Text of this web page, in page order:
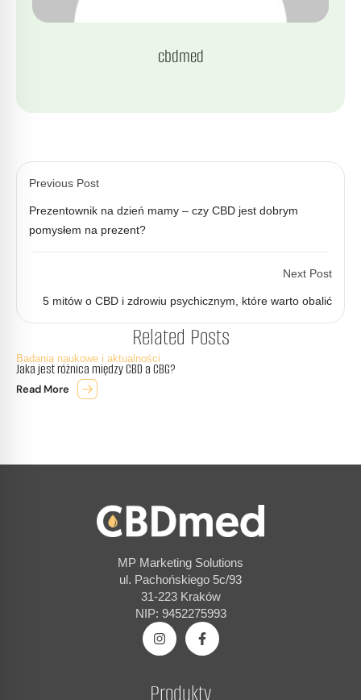
cbdmed
Previous Post
Prezentownik na dzień mamy – czy CBD jest dobrym
pomysłem na prezent?
Next Post
5 mitów o CBD i zdrowiu psychicznym, które warto obalić
Related Posts
Badania naukowe i aktualności
Jaka jest różnica między CBD a CBG?
Read More
MP Marketing Solutions
ul. Pachońskiego 5c/93
31-223 Kraków
NIP: 9452275993
Produkty